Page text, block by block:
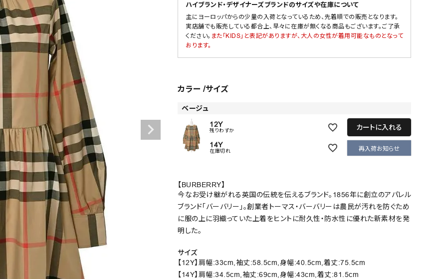
SALE
OUTLET
ハイブランド・デザイナーズブランドのサイズや在庫について
主にヨーロッパからの少量の入荷となっているため、先着順での販売となります。
実店舗でも販売している都合上、早々に在庫が無くなる商品もございます。ご了承
ください。 また「KIDS」と表記がありますが、大人の女性が着用可能なものとなって
おります。
カラー サイズ
ベージュ
12Y
残りわずか カートに入れる
14Y
在庫切れ 再入荷お知らせ
【BURBERRY】
今なお受け継がれる英国の伝統を伝えるブランド。1856年に創立のアパレル
ブランド「バーバリー」。創業者トーマス・バーバリーは農民が汚れを防ぐため
に服の上に羽織っていた上着をヒントに耐久性・防水性に優れた新素材を発
明した。
サイズ
【12Y】肩幅:33cm,袖丈:58.5cm,身幅:40.5cm,着丈:75.5cm
【14Y】肩幅:34.5cm,袖丈:69cm,身幅:43cm,着丈:81.5cm